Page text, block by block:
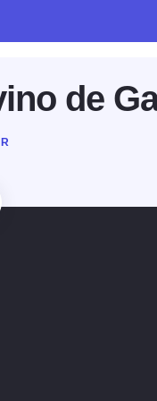
de
esta página